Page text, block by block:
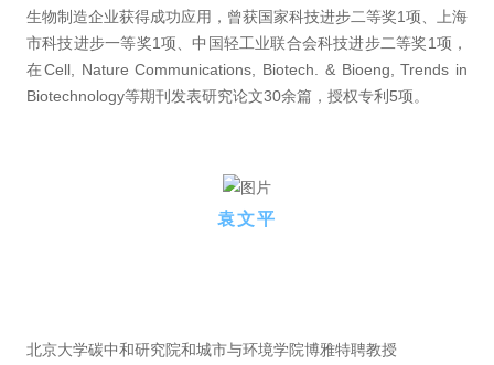
生物制造企业获得成功应用，曾获国家科技进步二等奖1项、上海
市科技进步一等奖1项、中国轻工业联合会科技进步二等奖1项，
在Cell, Nature Communications, Biotech. & Bioeng, Trends in
Biotechnology等期刊发表研究论文30余篇，授权专利5项。
袁文平
北京大学碳中和研究院和城市与环境学院博雅特聘教授